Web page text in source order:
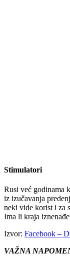
Stimulatori
Rusi već godinama
iz izučavanja
neki vide korist i za
Ima li kraja
Izvor: Facebook –
VAŽNA